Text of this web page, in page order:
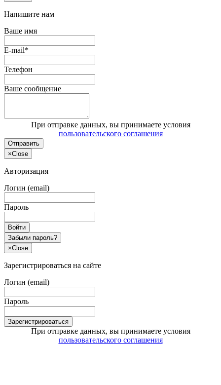
Напишите нам
Ваше имя
E-mail*
Телефон
Ваше сообщение
При отправке данных, вы принимаете условия
пользовательского соглашения
Отправить
×Close
Авторизация
Логин (email)
Пароль
Войти
Забыли пароль?
×Close
Зарегистрироваться на сайте
Логин (email)
Пароль
Зарегистрироваться
При отправке данных, вы принимаете условия
пользовательского соглашения